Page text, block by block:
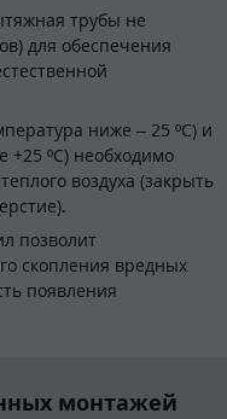
трубы не
для обеспечения
ниже – 25 ºC) и
ºC) необходимо
воздуха (закрыть
позволит
скопления вредных
появления
монтажей